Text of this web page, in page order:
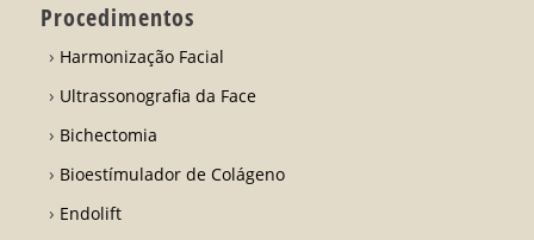
Procedimentos
Harmonização Facial
Ultrassonografia da Face
Bichectomia
Bioestímulador de Colágeno
Endolift